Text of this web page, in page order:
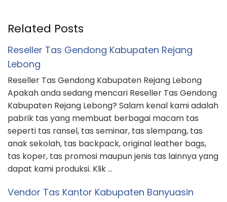
Related Posts
Reseller Tas Gendong Kabupaten Rejang
Lebong
Reseller Tas Gendong Kabupaten Rejang Lebong
Apakah anda sedang mencari Reseller Tas Gendong
Kabupaten Rejang Lebong? Salam kenal kami adalah
pabrik tas yang membuat berbagai macam tas
seperti tas ransel, tas seminar, tas slempang, tas
anak sekolah, tas backpack, original leather bags,
tas koper, tas promosi maupun jenis tas lainnya yang
dapat kami produksi. Klik …
Vendor Tas Kantor Kabupaten Banyuasin